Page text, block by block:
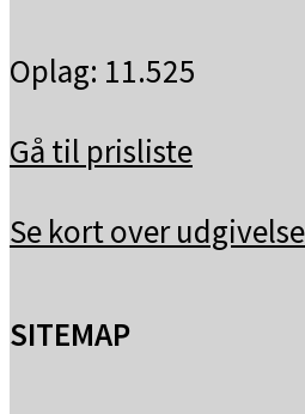
Oplag: 11.525
Gå til prisliste
Se kort over
SITEMAP